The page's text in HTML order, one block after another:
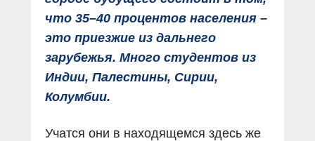
что 35–40 процентов населения –
это приезжие из дальнего
зарубежья. Много студентов из
Индии, Палестины, Сирии,
Колумбии.
Учатся они в находящемся здесь же